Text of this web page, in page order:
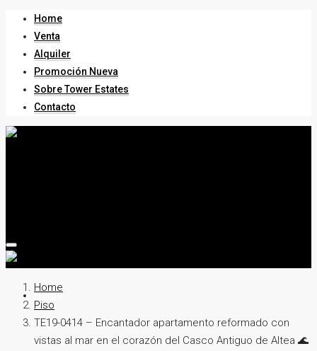
Home
Venta
Alquiler
Promoción Nueva
Sobre Tower Estates
Contacto
Home
Home
Piso
TE19-0414 – Encantador apartamento reformado con
vistas al mar en el corazón del Casco Antiguo de Altea 🌊